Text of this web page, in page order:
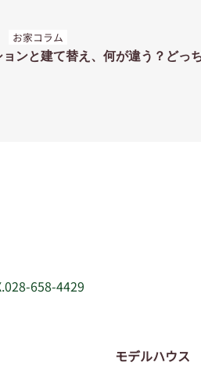
お家コラム
ョンと建て替え、何が違う？どっ
658-4429
モデルハウス